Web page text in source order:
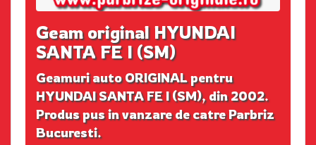
Geam original HYUNDAI
SANTA FE I (SM)
Geamuri auto ORIGINAL pentru
HYUNDAI SANTA FE I (SM), din 2002.
Produs pus in vanzare de catre Parbriz
Bucuresti.